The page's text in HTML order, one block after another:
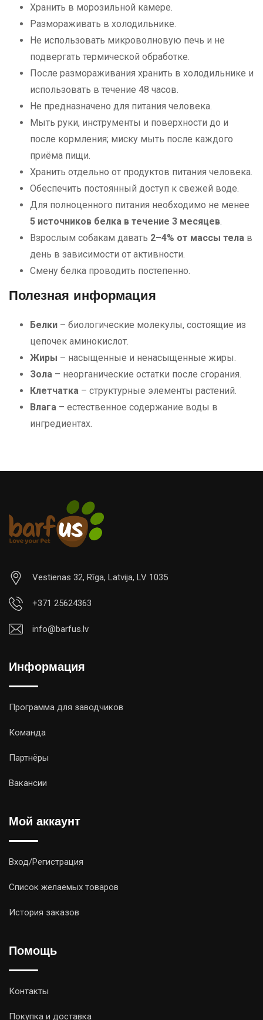
Хранить в морозильной камере.
Размораживать в холодильнике.
Не использовать микроволновую печь и не
подвергать термической обработке.
После размораживания хранить в холодильнике и
использовать в течение 48 часов.
Не предназначено для питания человека.
Мыть руки, инструменты и поверхности до и
после кормления; миску мыть после каждого
приёма пищи.
Хранить отдельно от продуктов питания человека.
Обеспечить постоянный доступ к свежей воде.
Для полноценного питания необходимо не менее
5 источников белка в течение 3 месяцев
Взрослым собакам давать 2–4% от массы тела в
день в зависимости от активности.
Смену белка проводить постепенно.
Полезная информация
Белки – биологические молекулы, состоящие из
цепочек аминокислот.
Жиры – насыщенные и ненасыщенные жиры.
Зола – неорганические остатки после сгорания.
Клетчатка – структурные элементы растений.
Влага – естественное содержание воды в
ингредиентах.
Vestienas 32, Rīga, Latvija, LV 1035
+371 25624363
info@barfus.lv
Информация
Программа для заводчиков
Команда
Партнёры
Вакансии
Мой аккаунт
Вход/Регистрация
Список желаемых товаров
История заказов
Помощь
Контакты
Покупка и доставка